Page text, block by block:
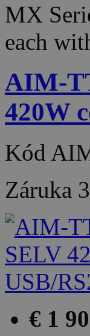
MX
each
AIM-
420W
Kód
Záruka
€ 1